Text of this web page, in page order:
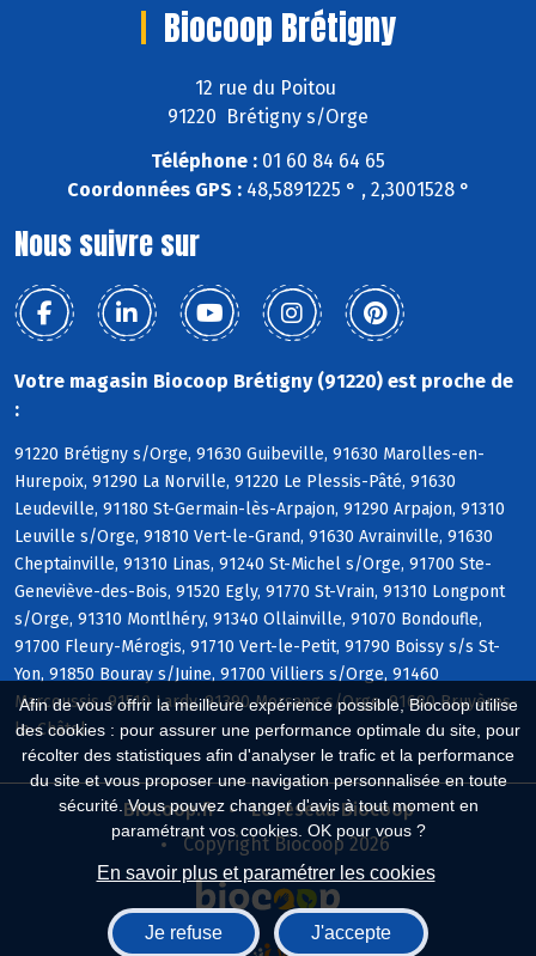
Afin de vous offrir la meilleure expérience possible, Biocoop utilise
des cookies : pour assurer une performance optimale du site, pour
récolter des statistiques afin d'analyser le trafic et la performance
du site et vous proposer une navigation personnalisée en toute
sécurité. Vous pouvez changer d'avis à tout moment en
paramétrant vos cookies. OK pour vous ?
En savoir plus et paramétrer les cookies
Je refuse J'accepte
Biocoop Brétigny
12 rue du Poitou
91220 Brétigny s/Orge
Téléphone : 01 60 84 64 65
Coordonnées GPS :48,5891225 ° , 2,3001528 °
Nous suivre sur
Votre magasin Biocoop Brétigny (91220) est proche de
:
91220 Brétigny s/Orge, 91630 Guibeville, 91630 Marolles-en-
Hurepoix, 91290 La Norville, 91220 Le Plessis-Pâté, 91630
Leudeville, 91180 St-Germain-lès-Arpajon, 91290 Arpajon, 91310
Leuville s/Orge, 91810 Vert-le-Grand, 91630 Avrainville, 91630
Cheptainville, 91310 Linas, 91240 St-Michel s/Orge, 91700 Ste-
Geneviève-des-Bois, 91520 Egly, 91770 St-Vrain, 91310 Longpont
s/Orge, 91310 Montlhéry, 91340 Ollainville, 91070 Bondoufle,
91700 Fleury-Mérogis, 91710 Vert-le-Petit, 91790 Boissy s/s St-
Yon, 91850 Bouray s/Juine, 91700 Villiers s/Orge, 91460
Marcoussis, 91510 Lardy, 91390 Morsang s/Orge, 91680 Bruyères-
le-Châtel
Biocoop.fr
Le réseau Biocoop
Copyright Biocoop 2026